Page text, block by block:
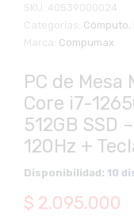
SKU: 40539000024
Categorías: Cómputo
Marca: Compumax
PC de
Core i7-
512GB SSD
120Hz +
Disponibilidad: 10
$ 2.095.000